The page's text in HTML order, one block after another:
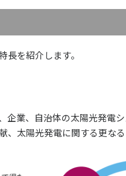
を紹介します。
企業、自治体の太陽光発
太陽光発電に関する更な